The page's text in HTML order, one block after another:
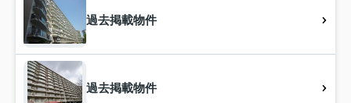
過去掲載物件
過去掲載物件